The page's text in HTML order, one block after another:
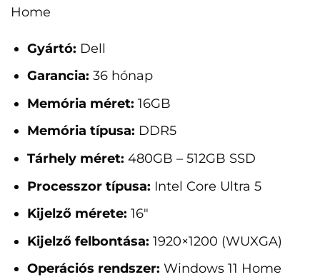
Home
Gyártó: Dell
Garancia: 36 hónap
Memória méret: 16GB
Memória típusa: DDR5
Tárhely méret: 480GB – 512GB SSD
Processzor típusa: Intel Core Ultra 5
Kijelző mérete: 16"
Kijelző felbontása: 1920×1200 (WUXGA)
Operációs rendszer: Windows 11 Home